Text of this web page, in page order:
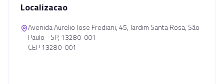
Localizacao
Avenida Aurelio Jose Frediani, 45, Jardim Santa Rosa, São
Paulo - SP, 13280-001
CEP 13280-001